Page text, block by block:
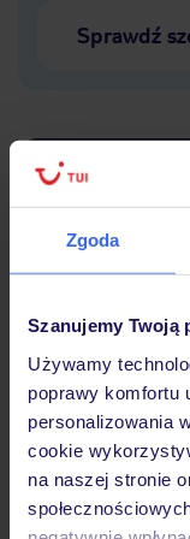
Zgoda
Szanujemy Twoją
Używamy
poprawy komfortu
personalizowania
cookie
na naszej stronie
Sprawdź
Hotel